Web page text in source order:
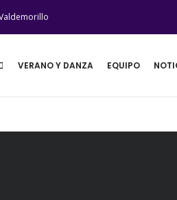
VERANO Y DANZA EQUIPO